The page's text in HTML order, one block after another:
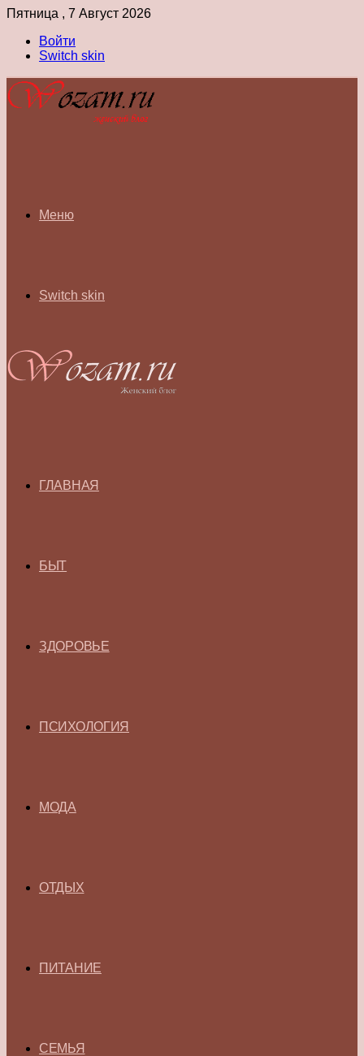
Пятница , 7 Август 2026
Войти
Switch skin
Меню
Switch skin
ГЛАВНАЯ
БЫТ
ЗДОРОВЬЕ
ПСИХОЛОГИЯ
МОДА
ОТДЫХ
ПИТАНИЕ
СЕМЬЯ